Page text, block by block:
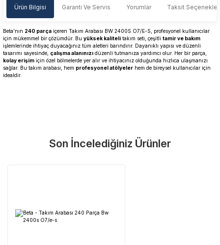
Ürün Bilgisi Garanti Ve Servis Yorumlar Taksit
Beta'nın 240 parça içeren Takım Arabası BW 2400S O7/E-S, profesyonel kullanıcılar
için mükemmel bir çözümdür. Bu yüksek kaliteli takım seti, çeşitli tamir ve bakım
işlemlerinde ihtiyaç duyacağınız tüm aletleri barındırır. Dayanıklı yapısı ve düzenli
tasarımı sayesinde, çalışma alanınızı düzenli tutmanıza yardımcı olur. Her bir parça,
kolay erişim için özel bölmelerde yer alır ve ihtiyacınız olduğunda hızlıca ulaşmanızı
sağlar. Bu takım arabası, hem profesyonel atölyeler hem de bireysel kullanıcılar için
idealdir.
Tüm ürünlerimiz üretici firma garantisi altındadır. Size en yakın
Orijinal garanti belgeli ürünler
Yorum Yaz
Son İncelediğiniz Ürünler